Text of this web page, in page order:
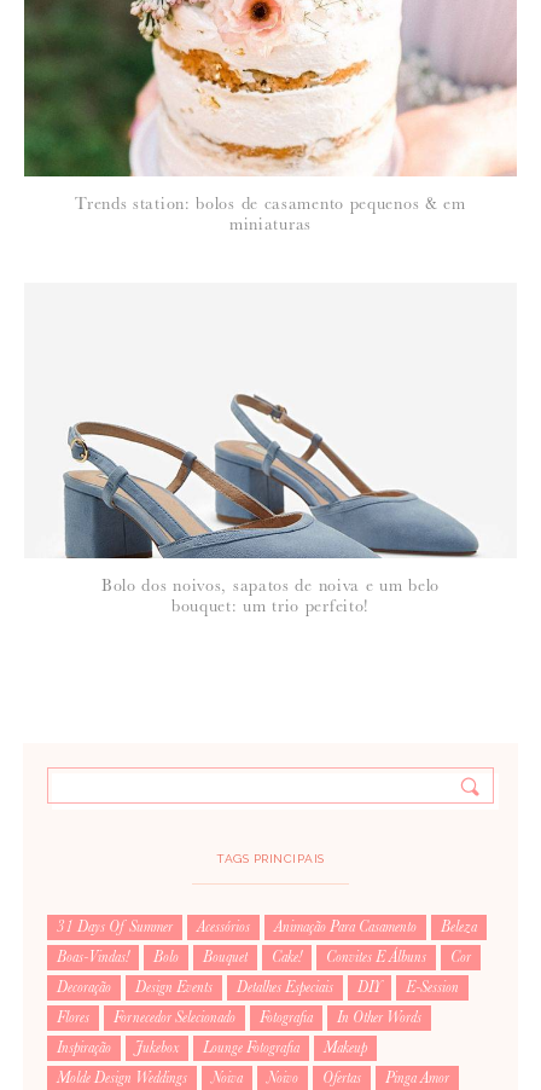
política de privacidade
Trends station: bolos de casamento pequenos & em
miniaturas
Bolo dos noivos, sapatos de noiva e um belo
bouquet: um trio perfeito!
TAGS PRINCIPAIS
31 Days Of Summer Acessórios Animação Para Casamento
Beleza
Boas-Vindas!
Bolo Bouquet Cake! Convites E Álbuns
Cor
Decoração
Design Events Detalhes Especiais DIY
E-Session
Flores
Fornecedor Selecionado Fotografia
In Other Words
Inspiração
Jukebox Lounge Fotografia
Makeup
Molde Design Weddings
Noiva Noivo Ofertas Pinga Amor